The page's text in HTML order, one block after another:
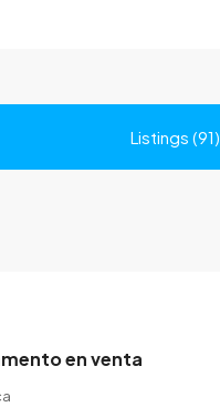
Listings (91)
en venta